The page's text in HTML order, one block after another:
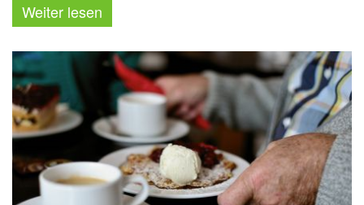
Weiter lesen